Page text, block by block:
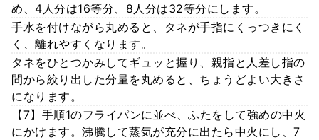
め、4人分は16等分、8人分は32等分にします。
手水を付けながら丸めると、タネが手指にくっつきにく
く、離れやすくなります。
タネをひとつかみしてギュッと握り、親指と人差し指の
間から絞り出した分量を丸めると、ちょうどよい大きさ
になります。
【7】手順1のフライパンに並べ、ふたをして強めの中火
にかけます。沸騰して蒸気が充分に出たら中火にし、7